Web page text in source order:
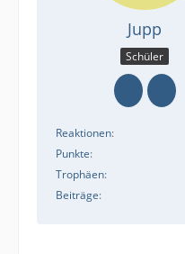
Jupp
Schüler
Reaktionen
Punkte
Trophäen
Beiträge